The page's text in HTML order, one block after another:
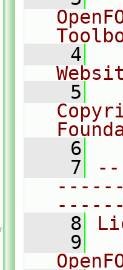
    4
    5
    6
    7
    8
    9